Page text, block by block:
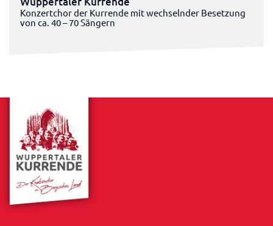
Konzertchor der Kurrende mit wechselnder Besetzung
von ca. 40 – 70 Sängern